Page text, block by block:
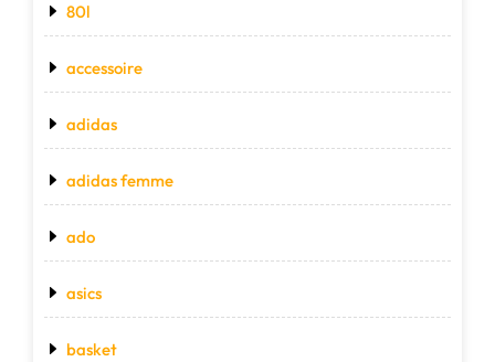
80l
accessoire
adidas
adidas femme
ado
asics
basket